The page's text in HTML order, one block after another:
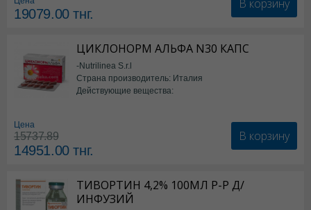
19079.00тнг.
В корзину
ЦИКЛОНОРМ АЛЬФА N30 КАПС
-Nutrilinea S.r.l
Страна производитель: Италия
Действующие вещества:
Цена
15737.89
14951.00тнг.
В корзину
ТИВОРТИН 4,2% 100МЛ Р-Р Д/
ИНФУЗИЙ